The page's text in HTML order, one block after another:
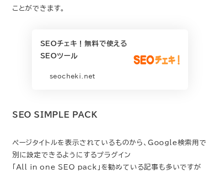
ことができます。
SEOチェキ！無料で使える
SEOツール
seocheki.net
SEO SIMPLE PACK
ページタイトルを表示されているものから、Google検索用で
別に設定できるようにするプラグイン
「All in one SEO pack」を勧めている記事も多いですが